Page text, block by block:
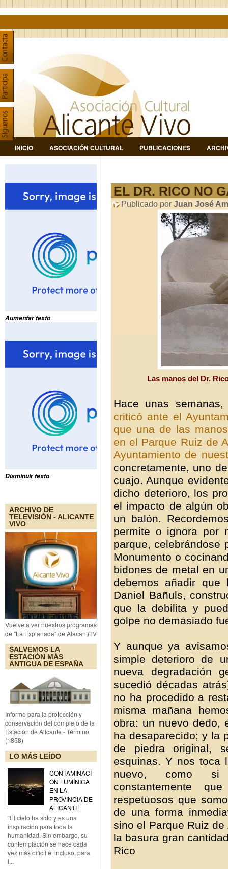
INICIO ASOCIACIÓN CULTURAL PUBLICACIONES
Aumentar texto
Disminuir texto
ARCHIVO DE
TELEVISIÓN - ALICANTE
VIVO
Vuelve a ver nuestros programas
de "La Explanada" de AlacantíTV
SALVEMOS LA
ESTACIÓN MÁS
ANTIGUA DE ESPAÑA
Informe para la protección y
conservación del complejo de la
Estación de Alicante - Término
(1858)
LO MÁS LEÍDO
CONTAMINACI
ÓN LUMÍNICA
EN LA
PROVINCIA DE
ALICANTE
“El cielo ha sido y es una
inspiración para toda la
humanidad. Sin embargo, su
contemplación se hace cada
vez más difícil e, incluso, para
l...
EL DR. RICO NO
Publicado por Juan José
Las manos del Dr.
Hace unas
criticó ante el
que una de las
en el Parque Ruiz de
Ayuntamiento de
concretamente, uno
cuajo. Aunque
dicho deterioro, los
el impacto de algún
un balón.
permite o ignora por
parque, celebrándose
Monumento o
bidones de metal en
debemos añadir que
Daniel Bañuls,
que la debilita y
golpe no demasiado
Y aunque ya
simple deterioro de
nueva degradación
sucedió décadas
no ha procedido a
misma mañana
obra: un nuevo dedo,
ha desaparecido; y la
de piedra original,
esquinas. Y nos toca
nuevo, como si
constantemente
respetuosos que
de una forma
sino el Parque Ruiz
la basura gran
Rico